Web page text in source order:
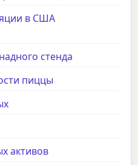
в США
стенда
пиццы
активов